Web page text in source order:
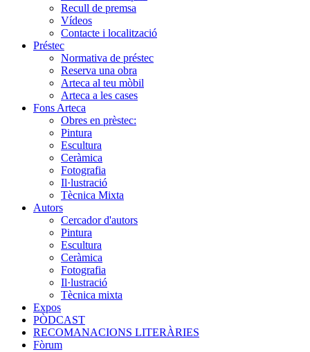
Recull de premsa
Vídeos
Contacte i localització
Préstec
Normativa de préstec
Reserva una obra
Arteca al teu mòbil
Arteca a les cases
Fons Arteca
Obres en prèstec:
Pintura
Escultura
Ceràmica
Fotografia
Il·lustració
Tècnica Mixta
Autors
Cercador d'autors
Pintura
Escultura
Ceràmica
Fotografia
Il·lustració
Tècnica mixta
Expos
PÒDCAST
RECOMANACIONS LITERÀRIES
Fòrum